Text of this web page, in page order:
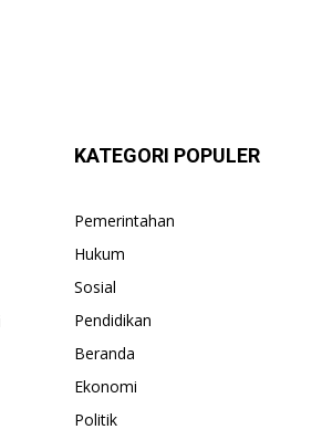
KATEGORI POPULER
Pemerintahan
Hukum
Sosial
Pendidikan
Beranda
Ekonomi
Politik